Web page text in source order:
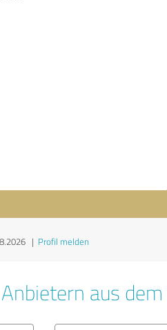
| Profil melden
aus